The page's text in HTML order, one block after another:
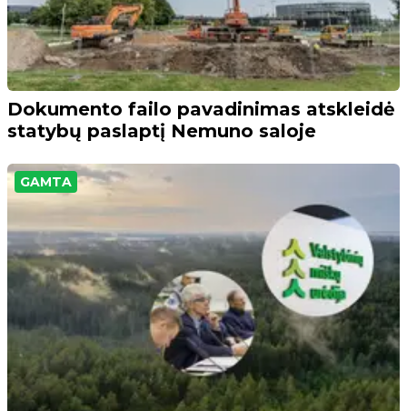
Dokumento failo pavadinimas atskleidė
statybų paslaptį Nemuno saloje
GAMTA